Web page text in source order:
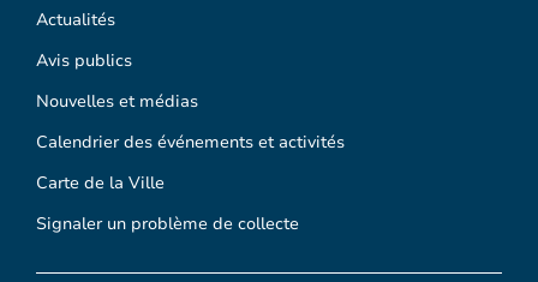
Actualités
Avis publics
Nouvelles et médias
Calendrier des événements et activités
Carte de la Ville
Signaler un problème de collecte